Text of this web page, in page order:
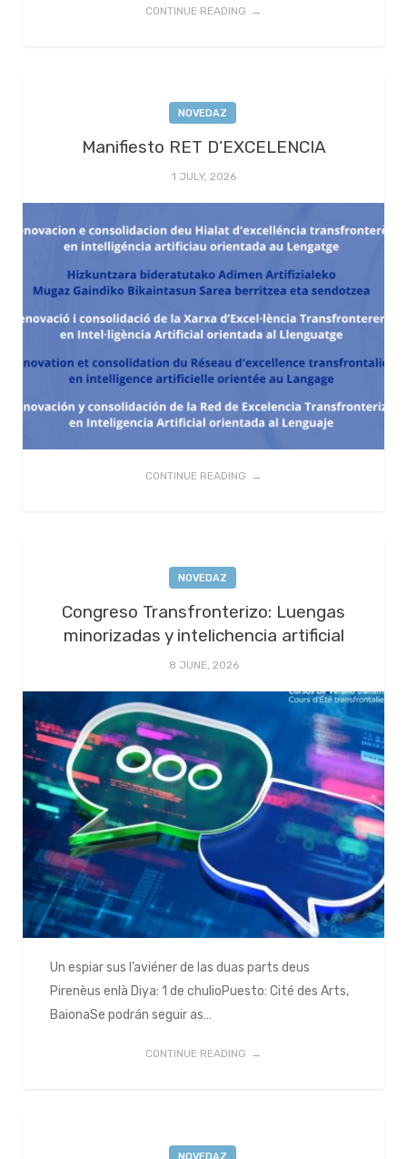
CONTINUE READING
NOVEDAZ
Manifiesto RET D’EXCELENCIA
1 JULY, 2026
CONTINUE READING
NOVEDAZ
Congreso Transfronterizo: Luengas
minorizadas y intelichencia artificial
8 JUNE, 2026
Un espiar sus l’aviéner de las duas parts deus
Pirenèus enlà Diya: 1 de chulioPuesto: Cité des Arts,
BaionaSe podrán seguir as…
CONTINUE READING